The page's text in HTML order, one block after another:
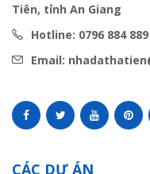
Tiên, tỉnh An Giang
Hotline: 0796 884
Email:
CÁC DỰ ÁN